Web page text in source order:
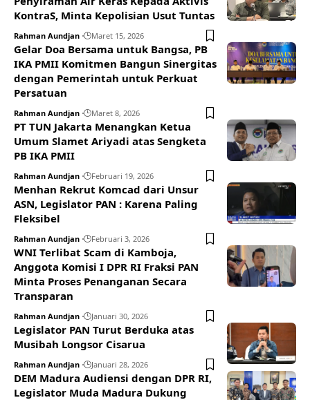
KontraS, Minta Kepolisian Usut Tuntas
Rahman Aundjan Maret 15, 2026
Gelar Doa Bersama untuk Bangsa, PB
IKA PMII Komitmen Bangun Sinergitas
dengan Pemerintah untuk Perkuat
Persatuan
Rahman Aundjan Maret 8, 2026
PT TUN Jakarta Menangkan Ketua
Umum Slamet Ariyadi atas Sengketa
PB IKA PMII
Rahman Aundjan Februari 19, 2026
Menhan Rekrut Komcad dari Unsur
ASN, Legislator PAN : Karena Paling
Fleksibel
Rahman Aundjan Februari 3, 2026
WNI Terlibat Scam di Kamboja,
Anggota Komisi I DPR RI Fraksi PAN
Minta Proses Penanganan Secara
Transparan
Rahman Aundjan Januari 30, 2026
Legislator PAN Turut Berduka atas
Musibah Longsor Cisarua
Rahman Aundjan Januari 28, 2026
DEM Madura Audiensi dengan DPR RI,
Legislator Muda Madura Dukung